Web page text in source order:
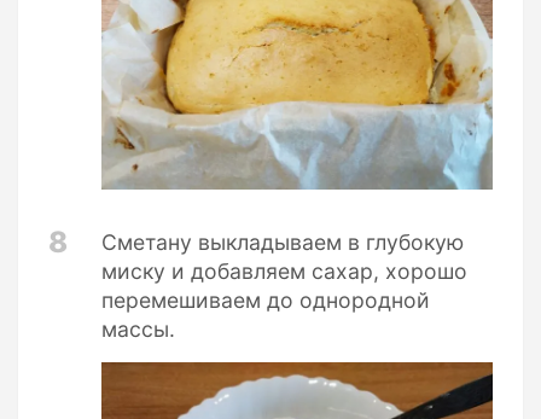
8
Сметану выкладываем в глубокую
миску и добавляем сахар, хорошо
перемешиваем до однородной
массы.